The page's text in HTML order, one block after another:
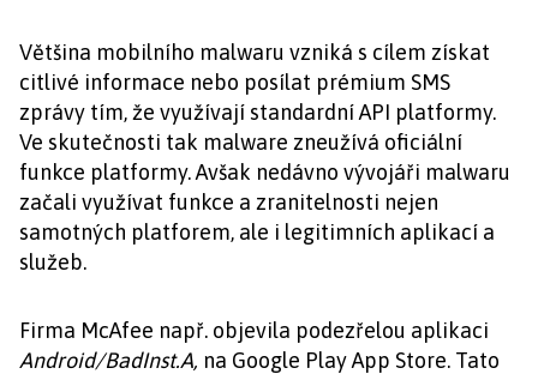
Většina mobilního malwaru vzniká s cílem získat
citlivé informace nebo posílat prémium SMS
zprávy tím, že využívají standardní API platformy.
Ve skutečnosti tak malware zneužívá oficiální
funkce platformy. Avšak nedávno vývojáři malwaru
začali využívat funkce a zranitelnosti nejen
samotných platforem, ale i legitimních aplikací a
služeb.
Firma McAfee např. objevila podezřelou aplikaci
Android/BadInst.A, na Google Play App Store. Tato